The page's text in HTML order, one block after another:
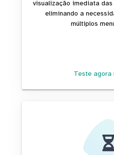
visualização imediata
eliminando a
múltiplos
Teste agora